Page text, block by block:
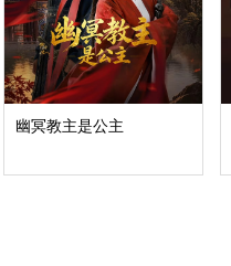
幽冥教主是公主